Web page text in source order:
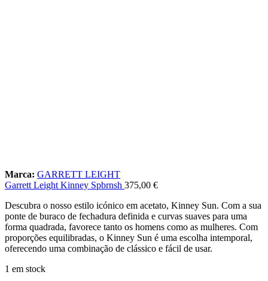
Marca: GARRETT LEIGHT
Garrett Leight Kinney Spbrnsh 375,00 €
Descubra o nosso estilo icónico em acetato, Kinney Sun. Com a sua
ponte de buraco de fechadura definida e curvas suaves para uma
forma quadrada, favorece tanto os homens como as mulheres. Com
proporções equilibradas, o Kinney Sun é uma escolha intemporal,
oferecendo uma combinação de clássico e fácil de usar.
1 em stock